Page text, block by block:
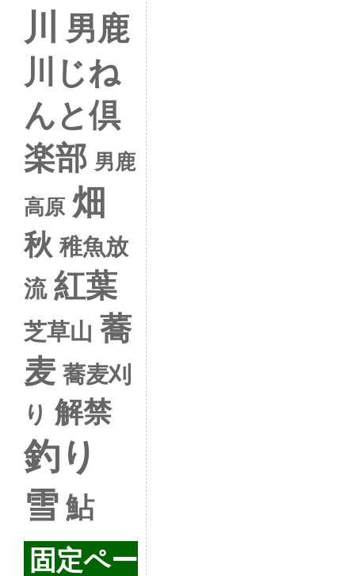
川
男鹿
川じね
んと倶
楽部 男鹿
高原 畑
秋 稚魚放
流 紅葉
芝草山 蕎
麦 蕎麦刈
り 解禁
釣り
雪 鮎
固定ペー